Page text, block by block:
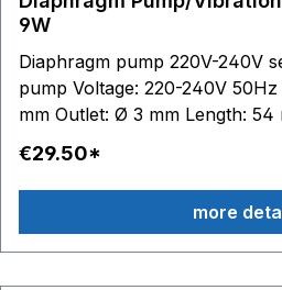
9W
Diaphragm pump 220V-240V
pump Voltage: 220-240V 50Hz Power: 9W Inlet: Ø 3
€29.50*
more